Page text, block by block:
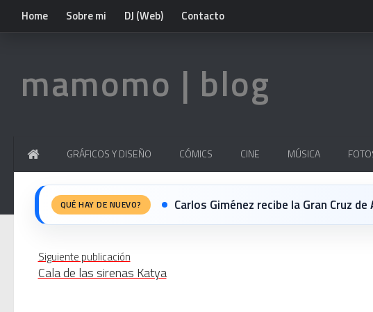
Home Sobre mi DJ (Web) Contacto
mamomo | blog
GRÁFICOS Y DISEÑO CÓMICS CINE MÚSICA
QUÉ HAY DE NUEVO? Michael Jackson en el cine: opinión
Siguiente publicación
Cala de las sirenas Katya